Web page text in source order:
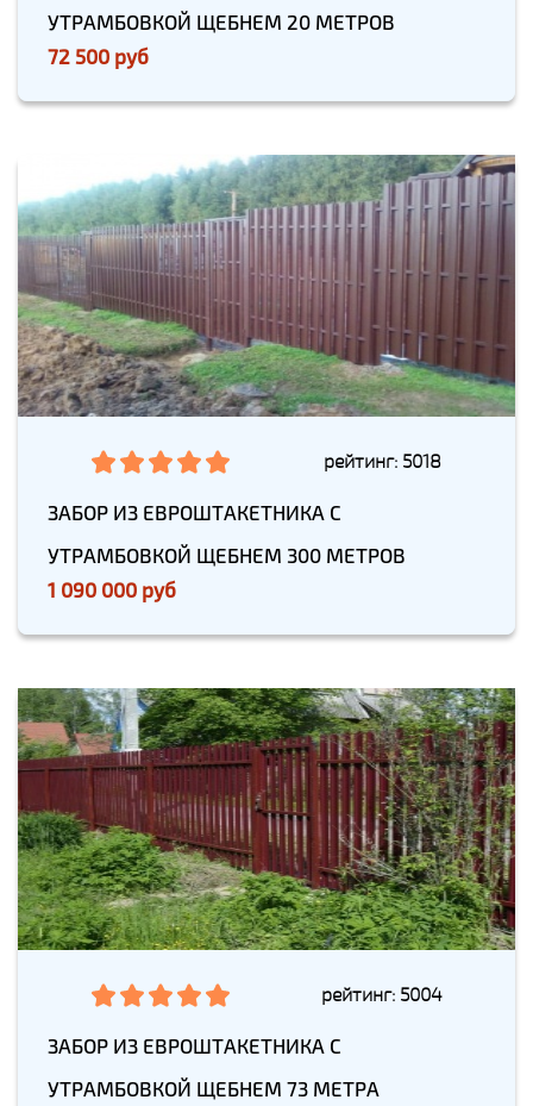
УТРАМБОВКОЙ ЩЕБНЕМ 20 МЕТРОВ
72 500 руб
рейтинг: 5018
ЗАБОР ИЗ ЕВРОШТАКЕТНИКА С
УТРАМБОВКОЙ ЩЕБНЕМ 300 МЕТРОВ
1 090 000 руб
рейтинг: 5004
ЗАБОР ИЗ ЕВРОШТАКЕТНИКА С
УТРАМБОВКОЙ ЩЕБНЕМ 73 МЕТРА